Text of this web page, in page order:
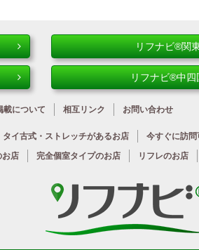
リフナビ®関
リフナビ®中四
載について 相互リンク お問い合わせ
タイ古式・ストレッチがあるお店 今すぐに訪問
お店 完全個室タイプのお店 リフレのお店